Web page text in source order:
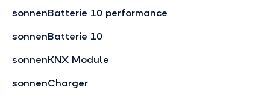
sonnenBatterie 10 performance
sonnenBatterie 10
sonnenKNX Module
sonnenCharger